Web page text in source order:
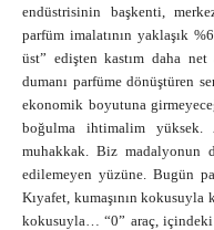
endüstrisinin başkenti,
parfüm imalatının yaklaşık
üst” edişten kastım daha net
dumanı parfüme dönüştüren
ekonomik boyutuna
boğulma ihtimalim
muhakkak. Biz madalyonun
edilemeyen yüzüne. Bugün
Kıyafet, kumaşının
kokusuyla… “0” araç, içindeki